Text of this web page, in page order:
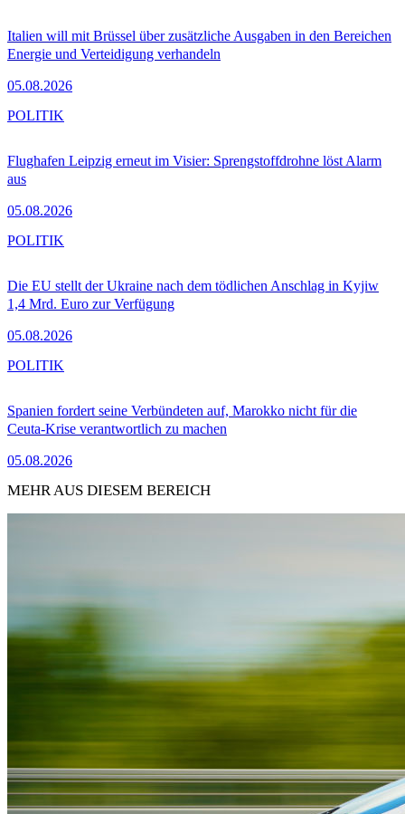
Italien will mit Brüssel über zusätzliche Ausgaben in den Bereichen
Energie und Verteidigung verhandeln
05.08.2026
Flughafen Leipzig erneut im Visier: Sprengstoffdrohne löst Alarm
aus
05.08.2026
POLITIK
Die EU stellt der Ukraine nach dem tödlichen Anschlag in Kyjiw
1,4 Mrd. Euro zur Verfügung
05.08.2026
POLITIK
Spanien fordert seine Verbündeten auf, Marokko nicht für die
Ceuta-Krise verantwortlich zu machen
05.08.2026
POLITIK
MEHR AUS DIESEM BEREICH